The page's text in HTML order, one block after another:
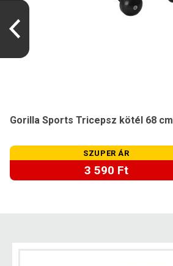
Gorilla Sports Tricepsz kötél 68 cm
SZUPER ÁR
3 590 Ft